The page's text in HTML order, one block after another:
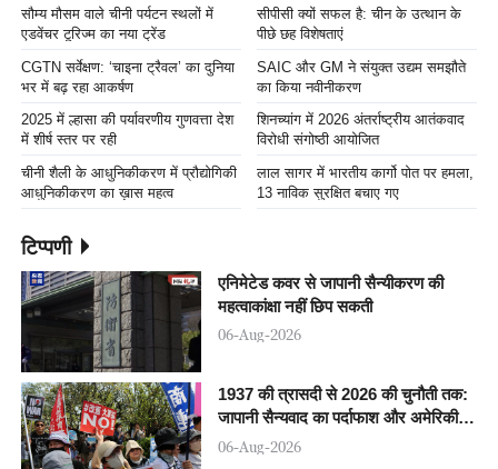
सौम्य मौसम वाले चीनी पर्यटन स्थलों में
एडवेंचर टूरिज्म का नया ट्रेंड
सीपीसी क्यों सफल है: चीन के उत्थान के
पीछे छह विशेषताएं
CGTN सर्वेक्षण: ‘चाइना ट्रैवल’ का दुनिया
भर में बढ़ रहा आकर्षण
SAIC और GM ने संयुक्त उद्यम समझौते
का किया नवीनीकरण
2025 में ल्हासा की पर्यावरणीय गुणवत्ता देश
में शीर्ष स्तर पर रही
शिनच्यांग में 2026 अंतर्राष्ट्रीय आतंकवाद
विरोधी संगोष्ठी आयोजित
चीनी शैली के आधुनिकीकरण में प्रौद्योगिकी
आधुनिकीकरण का ख़ास महत्व
लाल सागर में भारतीय कार्गो पोत पर हमला,
13 नाविक सुरक्षित बचाए गए
टिप्पणी
एनिमेटेड कवर से जापानी सैन्यीकरण की
महत्वाकांक्षा नहीं छिप सकती
06-Aug-2026
1937 की त्रासदी से 2026 की चुनौती तक:
जापानी सैन्यवाद का पर्दाफाश और अमेरिकी
घेराबंदी का जवाब
06-Aug-2026